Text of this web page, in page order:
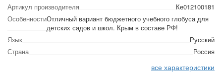
Артикул производителя
Ке012100181
ОсобенностиОтличный вариант бюджетного учебного глобуса для
детских садов и школ. Крым в составе РФ!
Язык
Русский
Страна
Россия
все характеристики